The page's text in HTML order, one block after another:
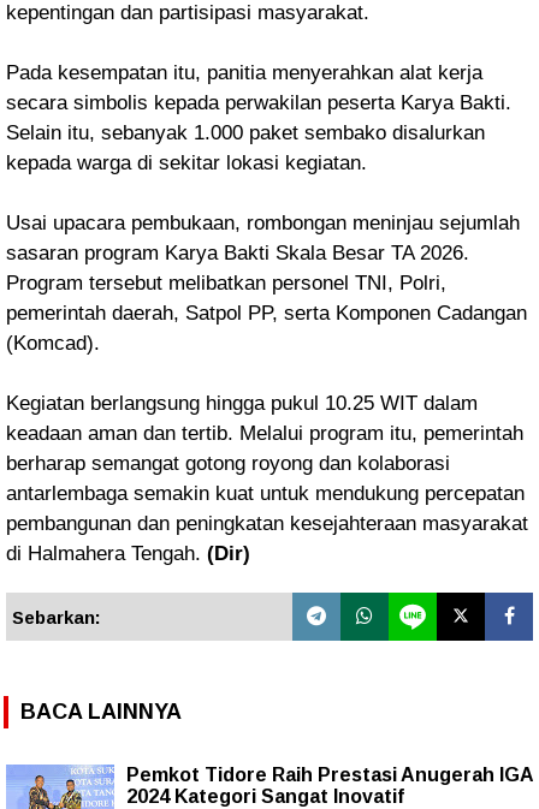
kepentingan dan partisipasi masyarakat.
Pada kesempatan itu, panitia menyerahkan alat kerja
secara simbolis kepada perwakilan peserta Karya Bakti.
Selain itu, sebanyak 1.000 paket sembako disalurkan
kepada warga di sekitar lokasi kegiatan.
Usai upacara pembukaan, rombongan meninjau sejumlah
sasaran program Karya Bakti Skala Besar TA 2026.
Program tersebut melibatkan personel TNI, Polri,
pemerintah daerah, Satpol PP, serta Komponen Cadangan
(Komcad).
Kegiatan berlangsung hingga pukul 10.25 WIT dalam
keadaan aman dan tertib. Melalui program itu, pemerintah
berharap semangat gotong royong dan kolaborasi
antarlembaga semakin kuat untuk mendukung percepatan
pembangunan dan peningkatan kesejahteraan masyarakat
di Halmahera Tengah. (Dir)
Sebarkan:
BACA LAINNYA
Pemkot Tidore Raih Prestasi Anugerah IGA
2024 Kategori Sangat Inovatif